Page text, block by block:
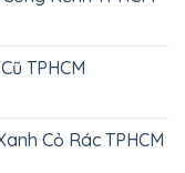
TPHCM
Cỏ Rác TPHCM